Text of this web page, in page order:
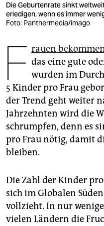
unterstützen
abo
genossenschaft
epaper login
Die Geburtenrate sinkt
erledigen, wenn es immer
Foto: Panthermedia/imago
F rauen
das eine gute
wurden im
5 Kinder pro Frau
der Trend geht weiter
Jahrzehnten wird die
schrumpfen, denn es
pro Frau nötig, damit
bleiben.
Die Zahl der Kinder
sich im Globalen
vollzieht. In nur
vielen Ländern die